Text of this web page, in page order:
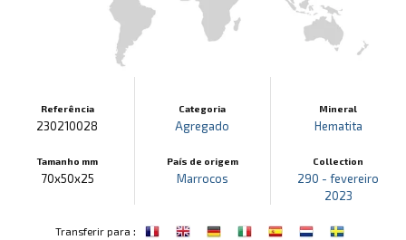
Referência
230210028
Tamanho mm
70x50x25
Categoria
Agregado
País de origem
Marrocos
Mineral
Hematita
Collection
290 - fevereiro
2023
Transferir para :